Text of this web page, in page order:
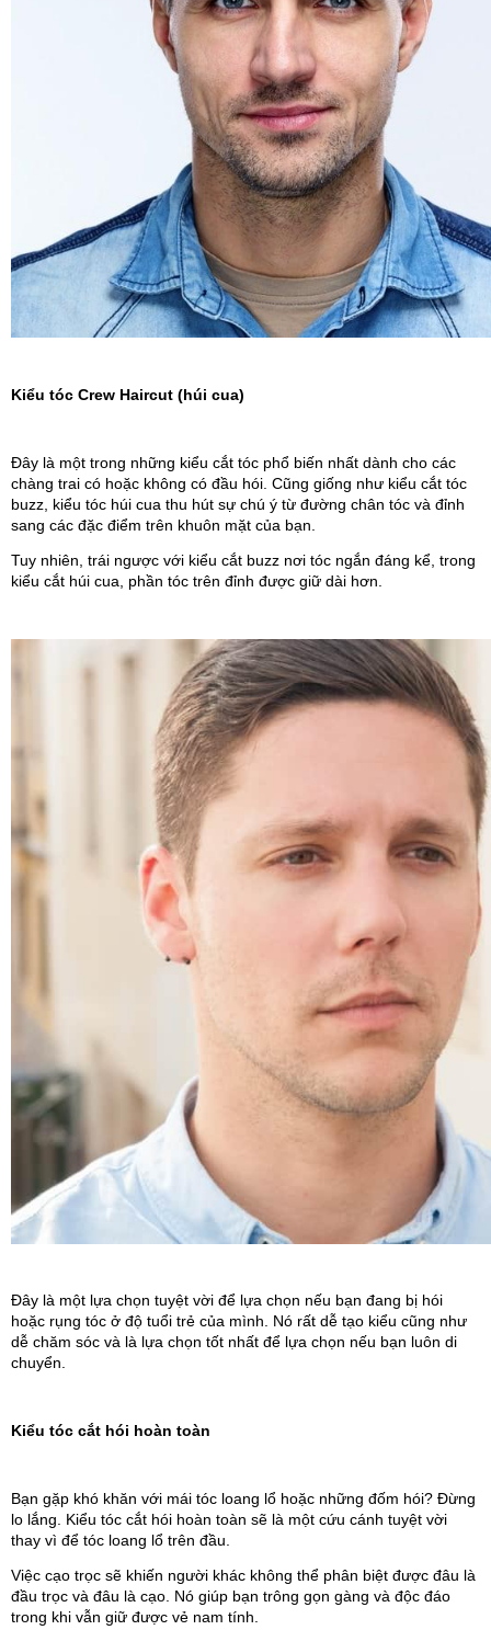
Kiểu tóc Crew Haircut (húi cua)
Đây là một trong những kiểu cắt tóc phổ biến nhất dành cho các
chàng trai có hoặc không có đầu hói. Cũng giống như kiểu cắt tóc
buzz, kiểu tóc húi cua thu hút sự chú ý từ đường chân tóc và đỉnh
sang các đặc điểm trên khuôn mặt của bạn.
Tuy nhiên, trái ngược với kiểu cắt buzz nơi tóc ngắn đáng kể, trong
kiểu cắt húi cua, phần tóc trên đỉnh được giữ dài hơn.
Đây là một lựa chọn tuyệt vời để lựa chọn nếu bạn đang bị hói
hoặc rụng tóc ở độ tuổi trẻ của mình. Nó rất dễ tạo kiểu cũng như
dễ chăm sóc và là lựa chọn tốt nhất để lựa chọn nếu bạn luôn di
chuyển.
Kiểu tóc cắt hói hoàn toàn
Bạn gặp khó khăn với mái tóc loang lổ hoặc những đốm hói? Đừng
lo lắng. Kiểu tóc cắt hói hoàn toàn sẽ là một cứu cánh tuyệt vời
thay vì để tóc loang lổ trên đầu.
Việc cạo trọc sẽ khiến người khác không thể phân biệt được đâu là
đầu trọc và đâu là cạo. Nó giúp bạn trông gọn gàng và độc đáo
trong khi vẫn giữ được vẻ nam tính.